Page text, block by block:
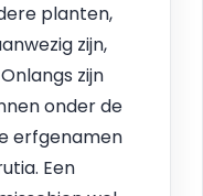
planten,
zijn,
zijn
onder de
erfgenamen
Een